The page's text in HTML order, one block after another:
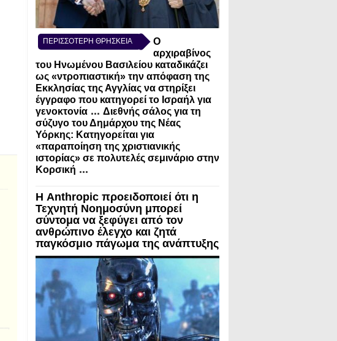
ΠΕΡΙΣΣΟΤΕΡΗ ΘΡΗΣΚΕΙΑ
Ο
αρχιραβίνος
του Ηνωμένου Βασιλείου καταδικάζει
ως «ντροπιαστική» την απόφαση της
Εκκλησίας της Αγγλίας να στηρίξει
έγγραφο που κατηγορεί το Ισραήλ για
γενοκτονία ... Διεθνής σάλος για τη
σύζυγο του Δημάρχου της Νέας
Υόρκης: Κατηγορείται για
«παραποίηση της χριστιανικής
ιστορίας» σε πολυτελές σεμινάριο στην
Κορσική ...
Η Anthropic προειδοποιεί ότι η
Τεχνητή Νοημοσύνη μπορεί
σύντομα να ξεφύγει από τον
ανθρώπινο έλεγχο και ζητά
παγκόσμιο πάγωμα της ανάπτυξης